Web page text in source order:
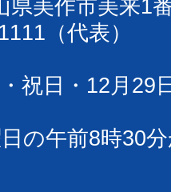
県美作市美来1
（代表）
祝日・12月29
の午前8時30